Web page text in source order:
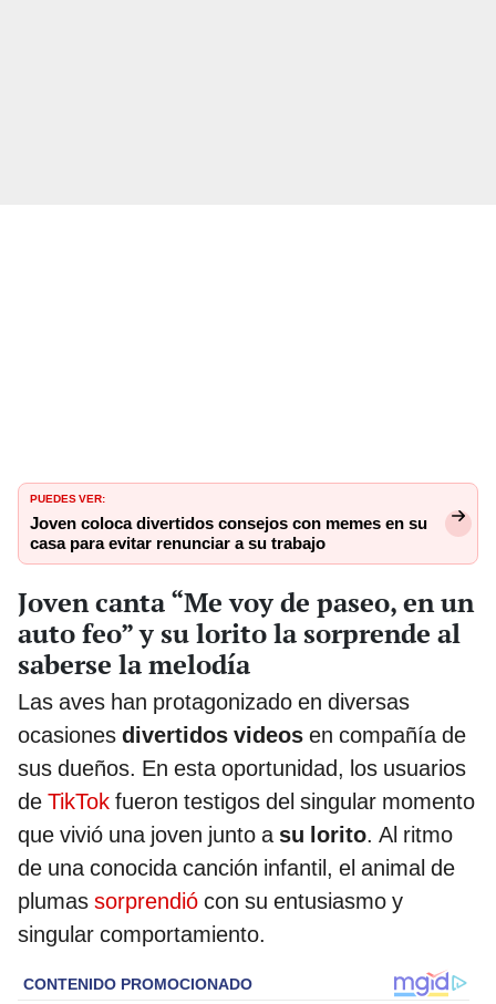
PUEDES VER:
Joven coloca divertidos consejos con memes en su
casa para evitar renunciar a su trabajo
Joven canta “Me voy de paseo, en un
auto feo” y su lorito la sorprende al
saberse la melodía
Las aves han protagonizado en diversas
ocasiones divertidos videos en compañía de
sus dueños. En esta oportunidad, los usuarios
de TikTok fueron testigos del singular momento
que vivió una joven junto asu lorito. Al ritmo
de una conocida canción infantil, el animal de
plumas sorprendió con su entusiasmo y
singular comportamiento.